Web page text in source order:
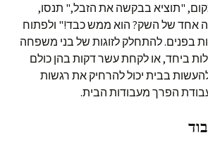
"תוציא בבקשה את הזבל," תנסו,
אחד של השק? הוא ממש כבד!" ולפתוח
בפנים. להתחלק לזוגות של בני משפחה
ביחד, או לקחת עשר דקות בהן כולם
בבית יכול להרחיק את רגשות
הפרך מעבודות הבית.